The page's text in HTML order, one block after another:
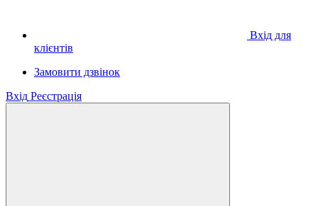
Вхід для
клієнтів
Замовити дзвінок
Вхід Реєстрація